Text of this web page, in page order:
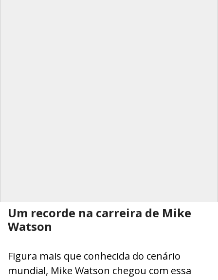
Um recorde na carreira de Mike
Watson
Figura mais que conhecida do cenário
mundial, Mike Watson chegou com essa